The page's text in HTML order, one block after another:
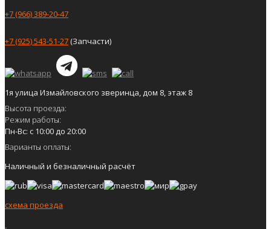
+7 (966) 389-20-47
+7 (925) 543-51-27(Запчасти)
1я улица Измайловского зверинца, дом 8, этаж 8
Высота проезда:
Режим работы:
Пн-Вс: с 10:00 до 20:00
Варианты оплаты:
Наличный и безналичный расчёт
схема проезда